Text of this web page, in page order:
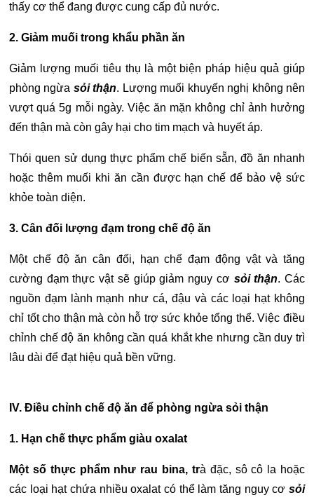
thấy cơ thể đang được cung cấp đủ nước.
2. Giảm muối trong khẩu phần ăn
Giảm lượng muối tiêu thụ là một biện pháp hiệu quả giúp
phòng ngừa sỏi thận. Lượng muối khuyến nghị không nên
vượt quá 5g mỗi ngày. Việc ăn mặn không chỉ ảnh hưởng
đến thận mà còn gây hại cho tim mạch và huyết áp.
Thói quen sử dụng thực phẩm chế biến sẵn, đồ ăn nhanh
hoặc thêm muối khi ăn cần được hạn chế để bảo vệ sức
khỏe toàn diện.
3. Cân đối lượng đạm trong chế độ ăn
Một chế độ ăn cân đối, hạn chế đạm động vật và tăng
cường đạm thực vật sẽ giúp giảm nguy cơ sỏi thận. Các
nguồn đạm lành mạnh như cá, đậu và các loại hạt không
chỉ tốt cho thận mà còn hỗ trợ sức khỏe tổng thể.Việc điều
chỉnh chế độ ăn không cần quá khắt khe nhưng cần duy trì
lâu dài để đạt hiệu quả bền vững.
IV. Điều chỉnh chế độ ăn để phòng ngừa sỏi thận
1. Hạn chế thực phẩm giàu oxalat
Một số thực phẩm như rau bina, trà đặc, sô cô la hoặc
các loại hạt chứa nhiều oxalat có thể làm tăng nguy cơ sỏi